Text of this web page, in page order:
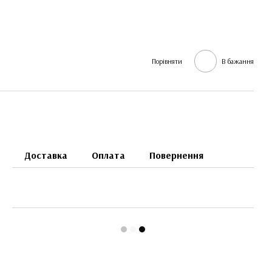
Порівняти В бажання
Доставка Оплата Повернення